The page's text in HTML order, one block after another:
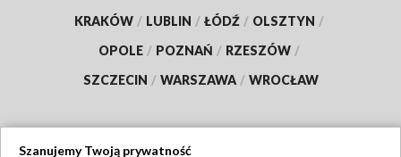
KRAKÓW / LUBLIN / ŁÓDŹ / OLSZTYN /
OPOLE / POZNAŃ / RZESZÓW /
SZCZECIN / WARSZAWA / WROCŁAW
Szanujemy Twoją prywatność